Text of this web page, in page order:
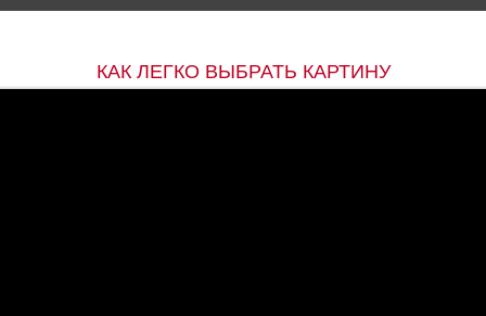
КАК ЛЕГКО ВЫБРАТЬ КАРТИНУ